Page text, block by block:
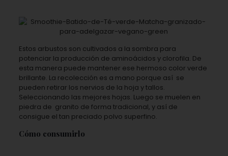
Estos arbustos son cultivados a la sombra para
potenciar la producción de aminoácidos y clorofila. De
esta manera puede mantener ese hermoso color verde
brillante. La recolección es a mano porque así se
pueden retirar los nervios de la hoja y tallos.
Seleccionando las mejores hojas. Luego se muelen en
piedra de granito de forma tradicional, y así de
consigue el tan preciado polvo superfino.
Cómo consumirlo